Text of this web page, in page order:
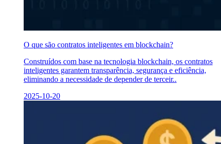
O que são contratos inteligentes em blockchain?
Construídos com base na tecnologia blockchain, os contratos
inteligentes garantem transparência, segurança e eficiência,
eliminando a necessidade de depender de terceir..
2025-10-20